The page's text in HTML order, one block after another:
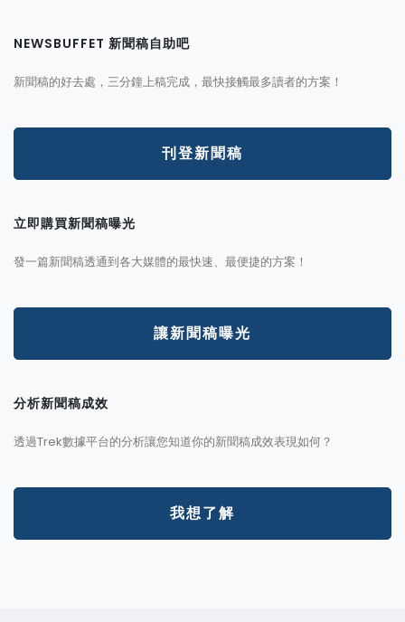
NEWSBUFFET 新聞稿自助吧
新聞稿的好去處，三分鐘上稿完成，最快接觸最多讀者的方案！
刊登新聞稿
立即購買新聞稿曝光
發一篇新聞稿透通到各大媒體的最快速、最便捷的方案！
讓新聞稿曝光
分析新聞稿成效
透過Trek數據平台的分析讓您知道你的新聞稿成效表現如何？
我想了解